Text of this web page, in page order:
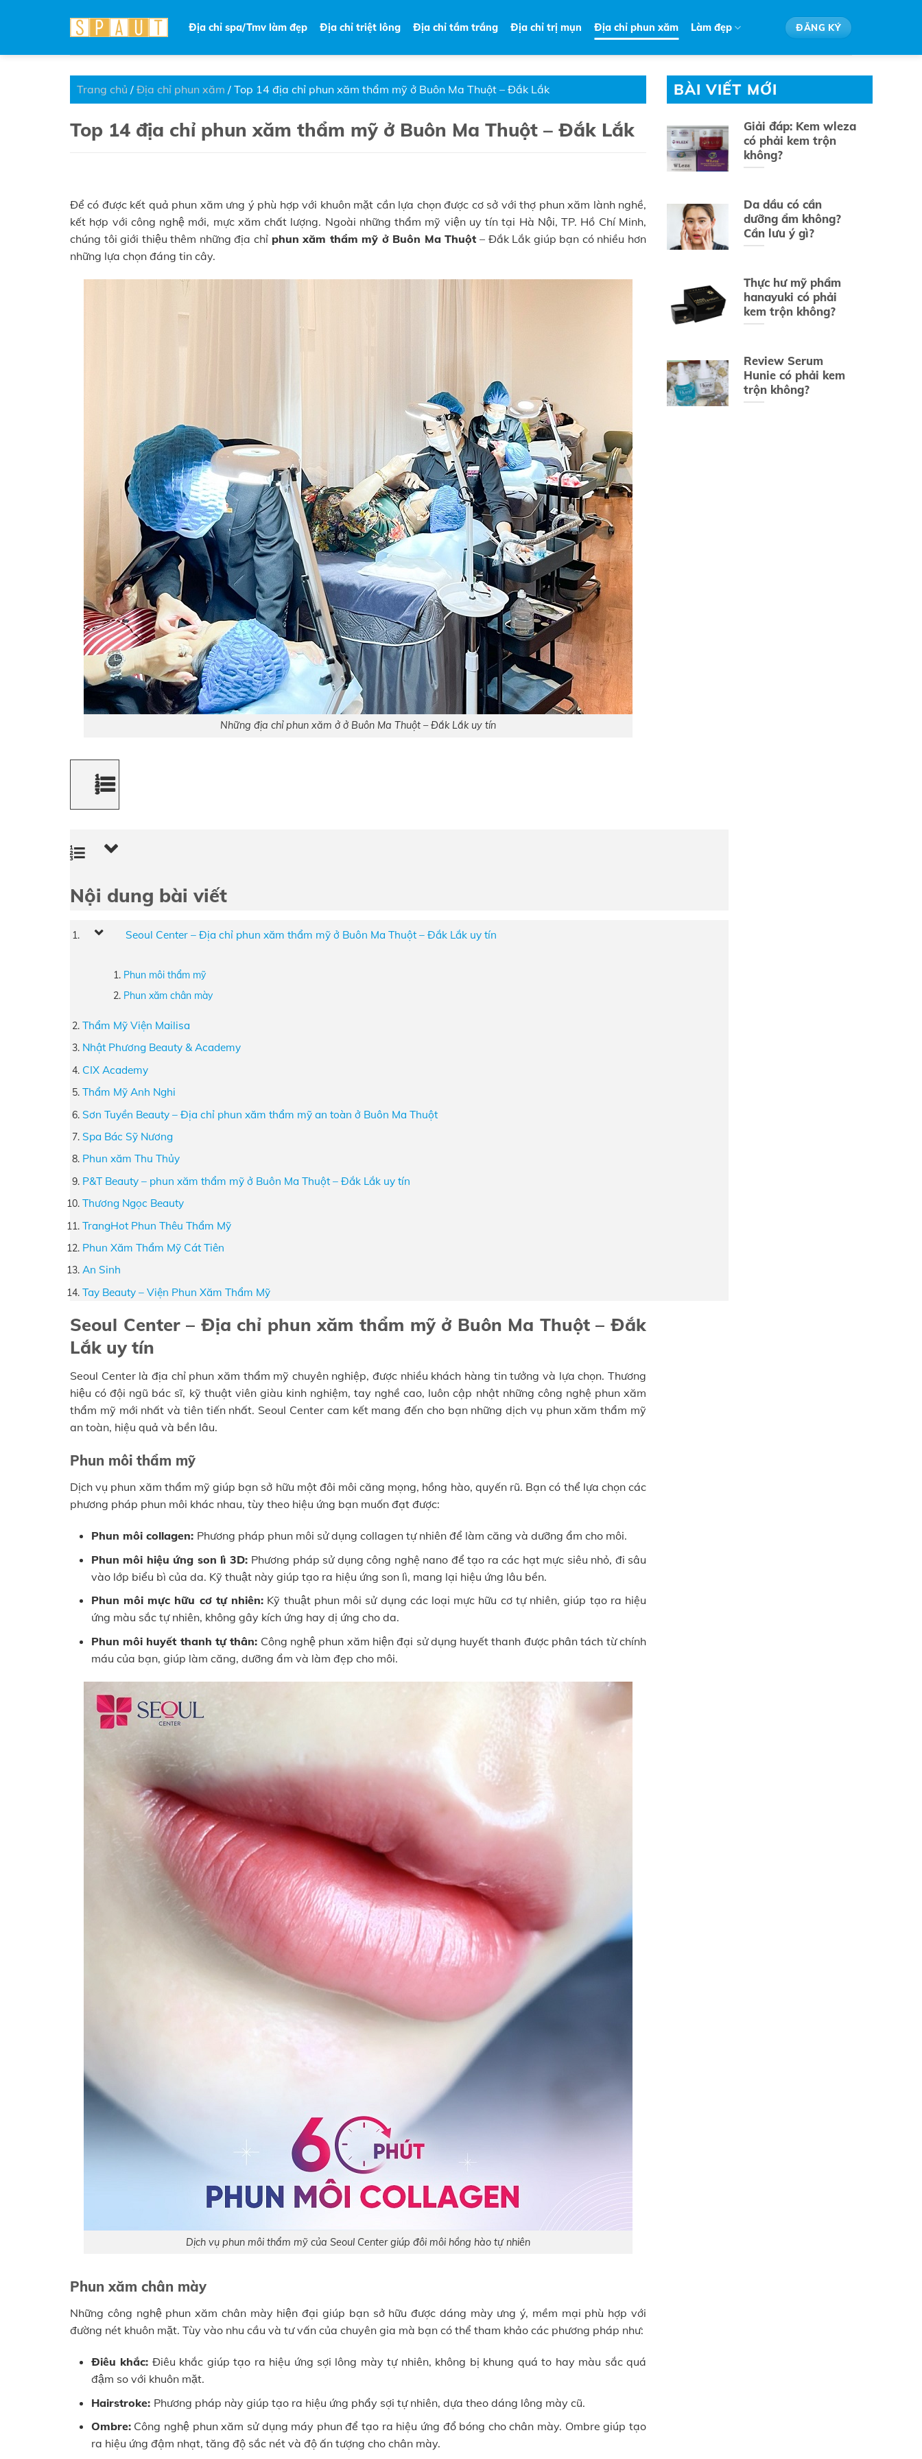
Địa chỉ spa/Tmv làm đẹp Địa chỉ triệt lông Địa chỉ tắm trắng Địa chỉ trị mụn Địa chỉ phun xăm Làm đẹp ĐĂNG KÝ
Trang chủ / Địa chỉ phun xăm / Top 14 địa chỉ phun xăm thẩm mỹ ở Buôn Ma Thuột – Đắk Lắk
Top 14 địa chỉ phun xăm thẩm mỹ ở Buôn Ma Thuột – Đắk Lắk
Để có được kết quả phun xăm ưng ý phù hợp với khuôn mặt cần lựa chọn được cơ sở với thợ phun xăm lành nghề,
kết hợp với công nghệ mới, mực xăm chất lượng. Ngoài những thẩm mỹ viện uy tín tại Hà Nội, TP. Hồ Chí Minh,
chúng tôi giới thiệu thêm những địa chỉ phun xăm thẩm mỹ ở Buôn Ma Thuột – Đắk Lắk giúp bạn có nhiều hơn
những lựa chọn đáng tin cây.
Những địa chỉ phun xăm ở ở Buôn Ma Thuột – Đắk Lắk uy tín
Nội dung bài viết
Seoul Center – Địa chỉ phun xăm thẩm mỹ ở Buôn Ma Thuột – Đắk Lắk uy tín
Phun môi thẩm mỹ
Phun xăm chân mày
Thẩm Mỹ Viện Mailisa
Nhật Phương Beauty & Academy
CIX Academy
Thẩm Mỹ Anh Nghi
Sơn Tuyền Beauty – Địa chỉ phun xăm thẩm mỹ an toàn ở Buôn Ma Thuột
Spa Bác Sỹ Nương
Phun xăm Thu Thủy
P&T Beauty – phun xăm thẩm mỹ ở Buôn Ma Thuột – Đắk Lắk uy tín
Thương Ngọc Beauty
TrangHot Phun Thêu Thẩm Mỹ
Phun Xăm Thẩm Mỹ Cát Tiên
An Sinh
Tay Beauty – Viện Phun Xăm Thẩm Mỹ
Seoul Center – Địa chỉ phun xăm thẩm mỹ ở Buôn Ma Thuột – Đắk
Lắk uy tín
Seoul Center là địa chỉ phun xăm thẩm mỹ chuyên nghiệp, được nhiều khách hàng tin tưởng và lựa chọn. Thương
hiệu có đội ngũ bác sĩ, kỹ thuật viên giàu kinh nghiệm, tay nghề cao, luôn cập nhật những công nghệ phun xăm
thẩm mỹ mới nhất và tiên tiến nhất. Seoul Center cam kết mang đến cho bạn những dịch vụ phun xăm thẩm mỹ
an toàn, hiệu quả và bền lâu.
Phun môi thẩm mỹ
Dịch vụ phun xăm thẩm mỹ giúp bạn sở hữu một đôi môi căng mọng, hồng hào, quyến rũ. Bạn có thể lựa chọn các
phương pháp phun môi khác nhau, tùy theo hiệu ứng bạn muốn đạt được:
Phun môi collagen: Phương pháp phun môi sử dụng collagen tự nhiên để làm căng và dưỡng ẩm cho môi.
Phun môi hiệu ứng son lì 3D: Phương pháp sử dụng công nghệ nano để tạo ra các hạt mực siêu nhỏ, đi sâu
vào lớp biểu bì của da. Kỹ thuật này giúp tạo ra hiệu ứng son lì, mang lại hiệu ứng lâu bền.
Phun môi mực hữu cơ tự nhiên: Kỹ thuật phun môi sử dụng các loại mực hữu cơ tự nhiên, giúp tạo ra hiệu
ứng màu sắc tự nhiên, không gây kích ứng hay dị ứng cho da.
Phun môi huyết thanh tự thân: Công nghệ phun xăm hiện đại sử dụng huyết thanh được phân tách từ chính
máu của bạn, giúp làm căng, dưỡng ẩm và làm đẹp cho môi.
Dịch vụ phun môi thẩm mỹ của Seoul Center giúp đôi môi hồng hào tự nhiên
Phun xăm chân mày
Những công nghệ phun xăm chân mày hiện đại giúp bạn sở hữu được dáng mày ưng ý, mềm mại phù hợp với
đường nét khuôn mặt. Tùy vào nhu cầu và tư vấn của chuyên gia mà bạn có thể tham khảo các phương pháp như:
Điêu khắc: Điêu khắc giúp tạo ra hiệu ứng sợi lông mày tự nhiên, không bị khung quá to hay màu sắc quá
đậm so với khuôn mặt.
Hairstroke: Phương pháp này giúp tạo ra hiệu ứng phẩy sợi tự nhiên, dựa theo dáng lông mày cũ.
Ombre:Công nghệ phun xăm sử dụng máy phun để tạo ra hiệu ứng đổ bóng cho chân mày. Ombre giúp tạo
ra hiệu ứng đậm nhạt, tăng độ sắc nét và độ ấn tượng cho chân mày.
BÀI VIẾT MỚI
Giải đáp: Kem wleza
có phải kem trộn
không?
Da dầu có cần
dưỡng ẩm không?
Cần lưu ý gì?
Thực hư mỹ phẩm
hanayuki có phải
kem trộn không?
Review Serum
Hunie có phải kem
trộn không?